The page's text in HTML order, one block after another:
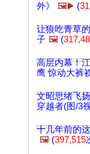
外》
🖼️▶️ (
让狼吃青草
子 🖼️ (
高层内幕！
鹰 惊动大裤
文昭思绪飞
穿越者(图/3
十几年前的
🖼️ (397,515